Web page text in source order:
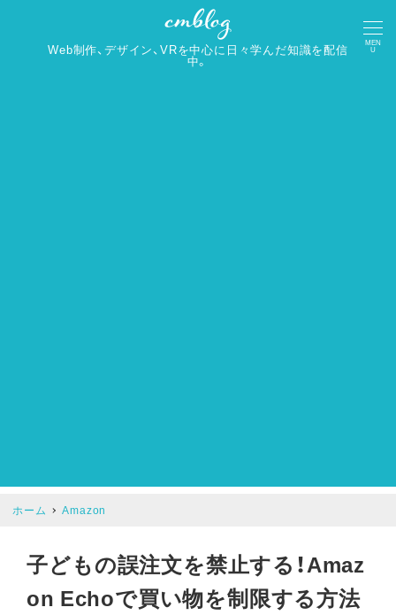
Web制作、デザイン、VRを中心に日々学んだ知識を配信
中。
MEN
U
ホーム Amazon
子どもの誤注文を禁止する！Amaz
on Echoで買い物を制限する方法